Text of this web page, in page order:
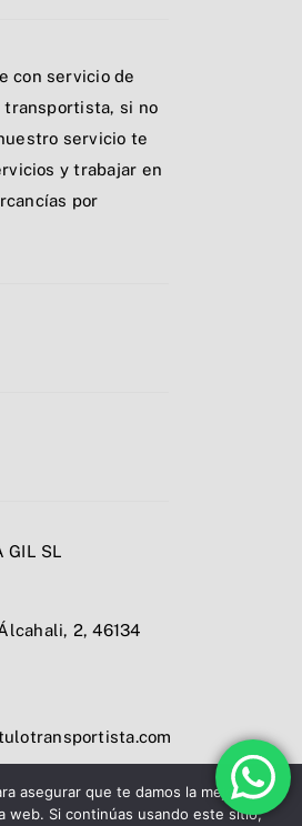
con servicio de
si no
servicio te
y trabajar en
por
GIL SL
2, 46134
asegurar que te damos la mejor
web. Si continúas usando este sitio,